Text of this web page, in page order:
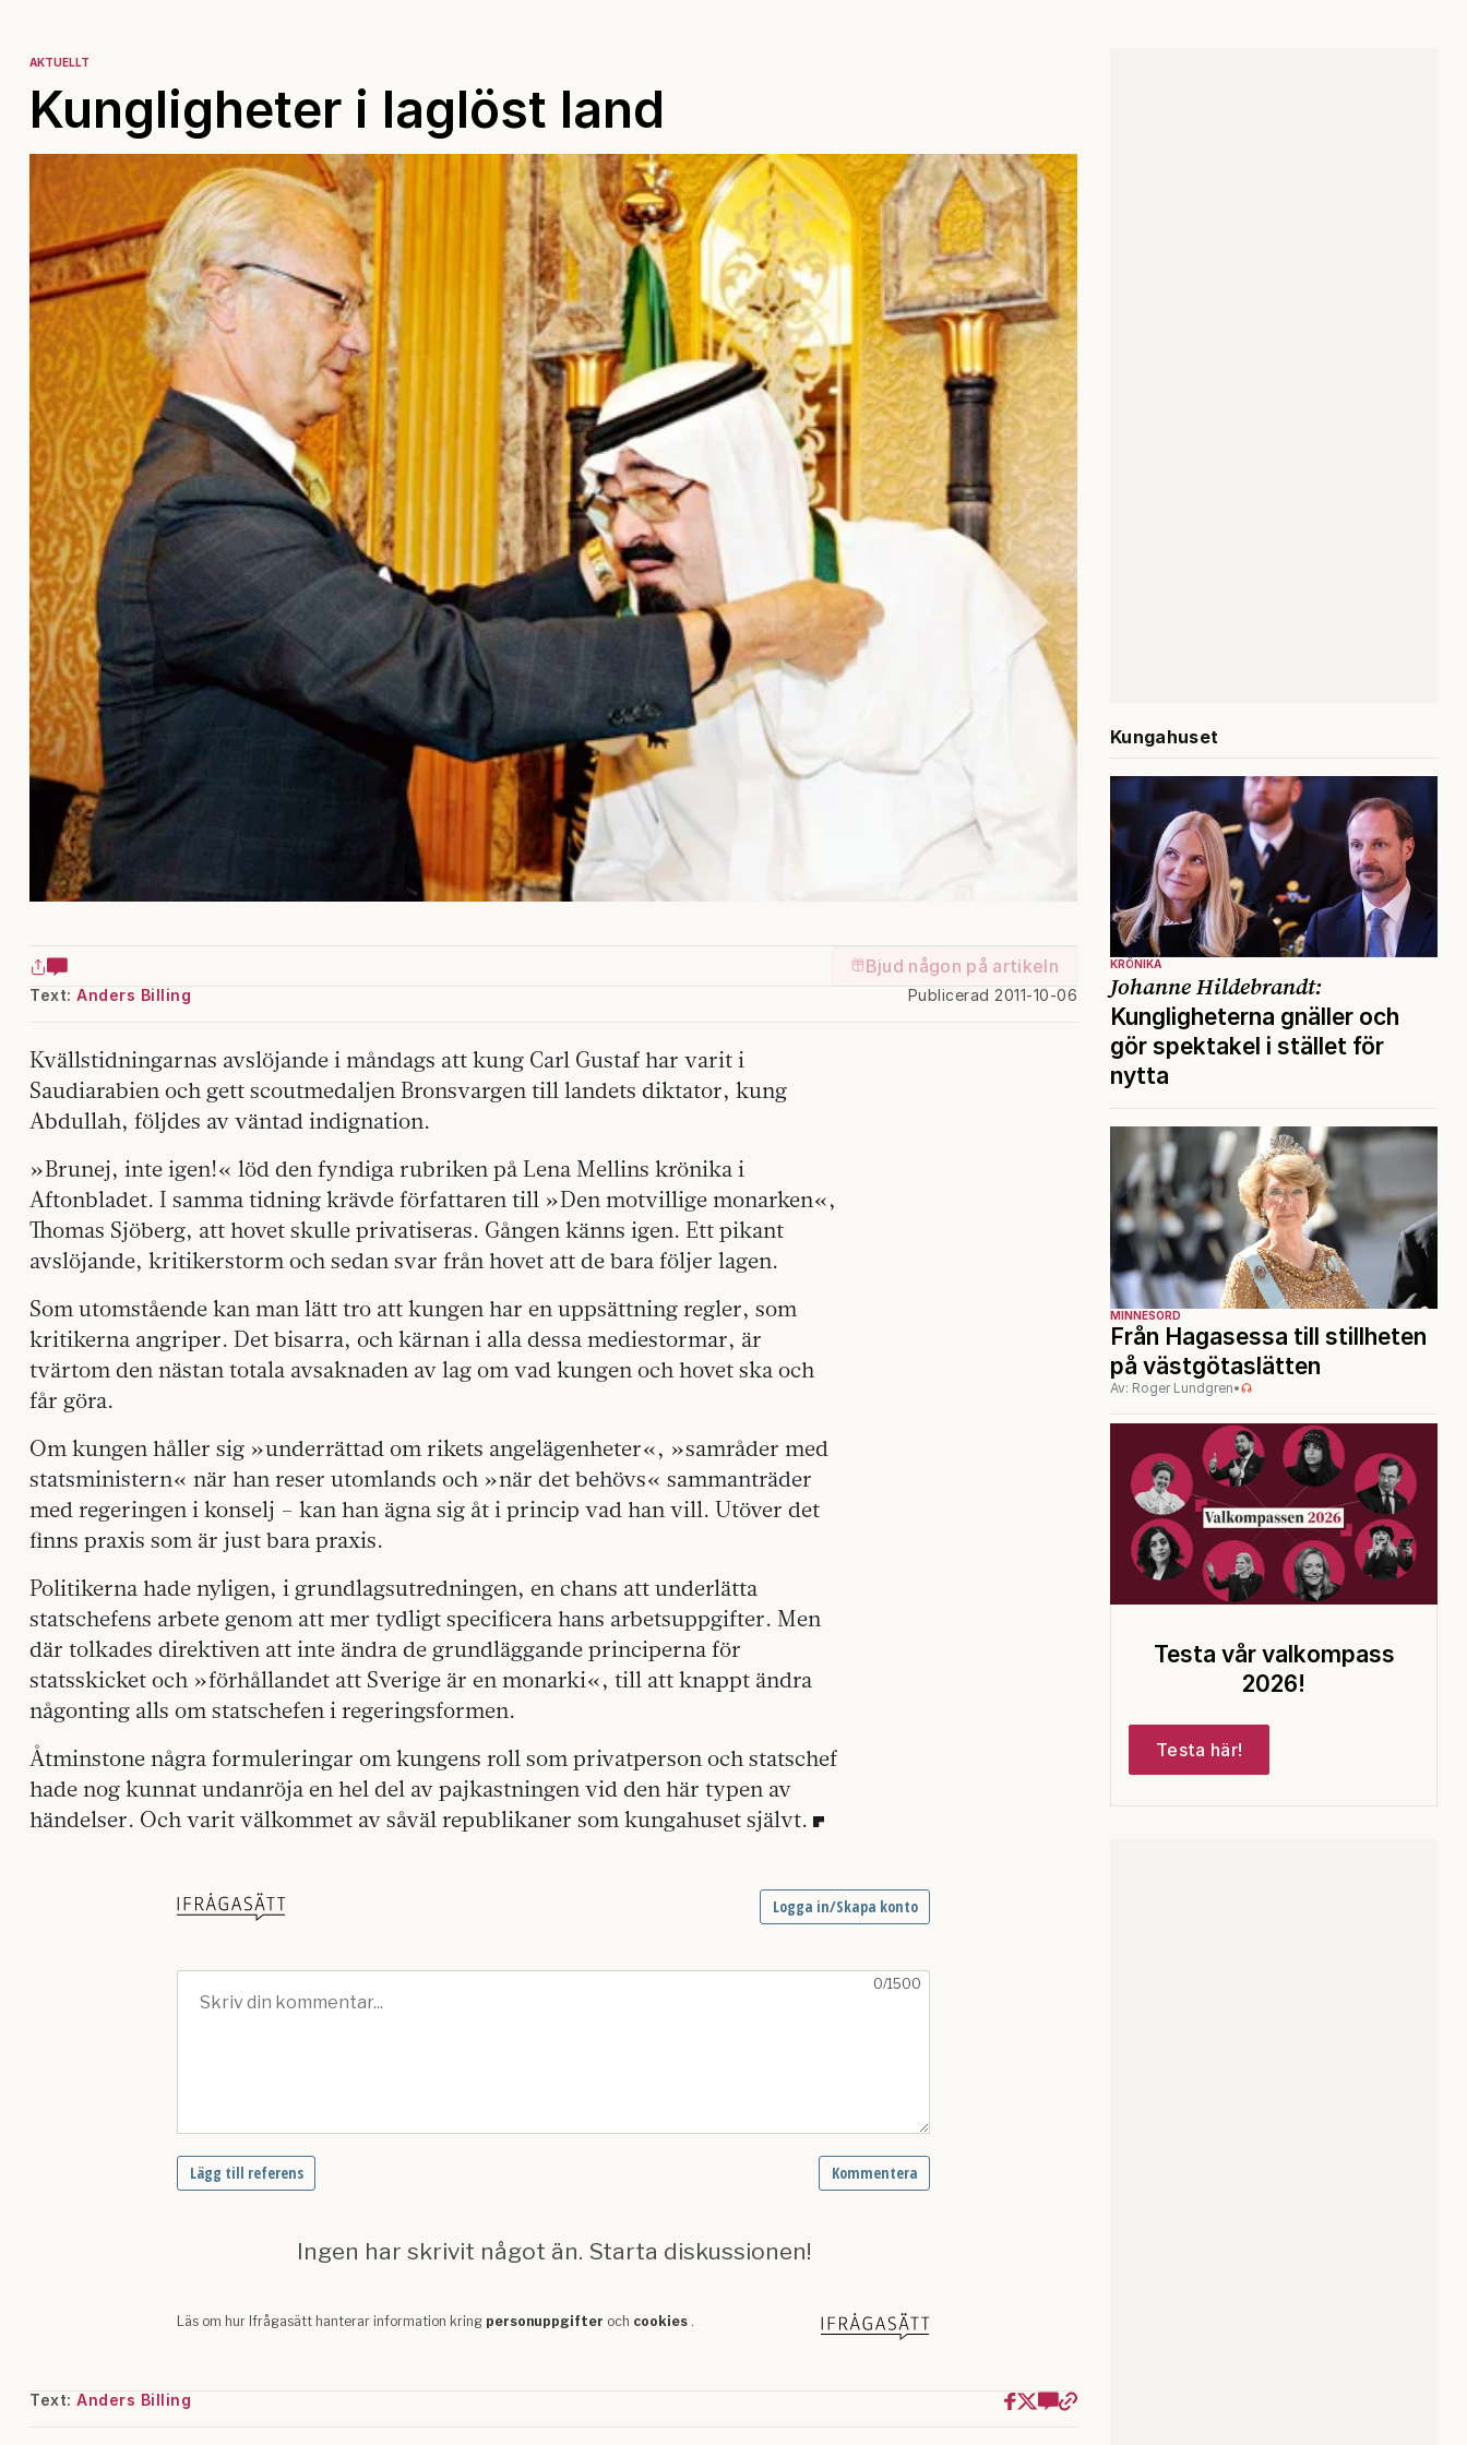
AKTUELLT
Kungligheter i laglöst land
Bjud någon på artikeln
Text: Anders Billing Publicerad 2011-10-06
Kvällstidningarnas avslöjande i måndags att kung Carl Gustaf har varit i
Saudiarabien och gett scoutmedaljen Bronsvargen till landets diktator, kung
Abdullah, följdes av väntad indignation.
»Brunej, inte igen!« löd den fyndiga rubriken på Lena Mellins krönika i
Aftonbladet. I samma tidning krävde författaren till »Den motvillige monarken«,
Thomas Sjöberg, att hovet skulle privatiseras. Gången känns igen. Ett pikant
avslöjande, kritikerstorm och sedan svar från hovet att de bara följer lagen.
Som utomstående kan man lätt tro att kungen har en uppsättning regler, som
kritikerna angriper. Det bisarra, och kärnan i alla dessa mediestormar, är
tvärtom den nästan totala avsaknaden av lag om vad kungen och hovet ska och
får göra.
Om kungen håller sig »underrättad om rikets angelägenheter«, »samråder med
statsministern« när han reser utomlands och »när det behövs« sammanträder
med regeringen i konselj – kan han ägna sig åt i princip vad han vill. Utöver det
finns praxis som är just bara praxis.
Politikerna hade nyligen, i grundlagsutredningen, en chans att underlätta
statschefens arbete genom att mer tydligt specificera hans arbetsuppgifter. Men
där tolkades direktiven att inte ändra de grundläggande principerna för
statsskicket och »förhållandet att Sverige är en monarki«, till att knappt ändra
någonting alls om statschefen i regeringsformen.
Åtminstone några formuleringar om kungens roll som privatperson och statschef
hade nog kunnat undanröja en hel del av pajkastningen vid den här typen av
händelser. Och varit välkommet av såväl republikaner som kungahuset självt.
Text: Anders Billing
Kungahuset
KRÖNIKA
Johanne Hildebrandt:
Kungligheterna gnäller och
gör spektakel i stället för
nytta
MINNESORD
Från Hagasessa till stillheten
på västgötaslätten
Av: Roger Lundgren•
Testa vår valkompass
2026!
Testa här!